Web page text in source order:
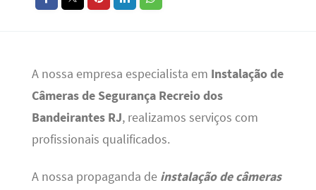
A nossa empresa especialista em Instalação de
Câmeras de Segurança Recreio dos
Bandeirantes RJ, realizamos serviços com
profissionais qualificados.
A nossa propaganda de instalação de câmeras